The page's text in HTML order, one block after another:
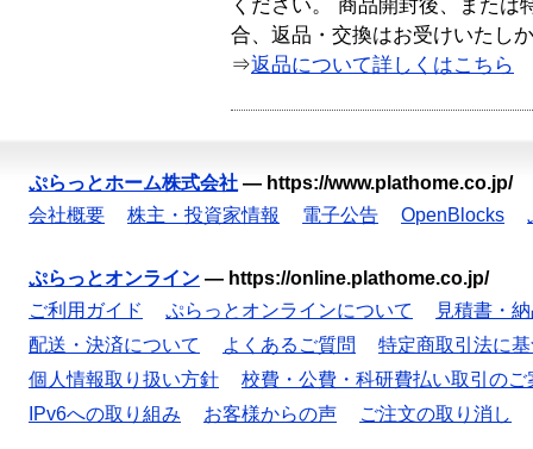
ください。 商品開封後、または
合、返品・交換はお受けいたし
⇒返品について詳しくはこちら
ぷらっとホーム株式会社 — https://www.plathome.co.jp/
会社概要
株主・投資家情報 電子公告 OpenBlocks
ぷらっとオンライン — https://online.plathome.co.jp/
ご利用ガイド
ぷらっとオンラインについて
見積書・
配送・決済について
よくあるご質問
特定商取引法に
個人情報取り扱い方針
校費・公費・科研費払い取引のご
IPv6への取り組み
お客様からの声 ご注文の取り消し